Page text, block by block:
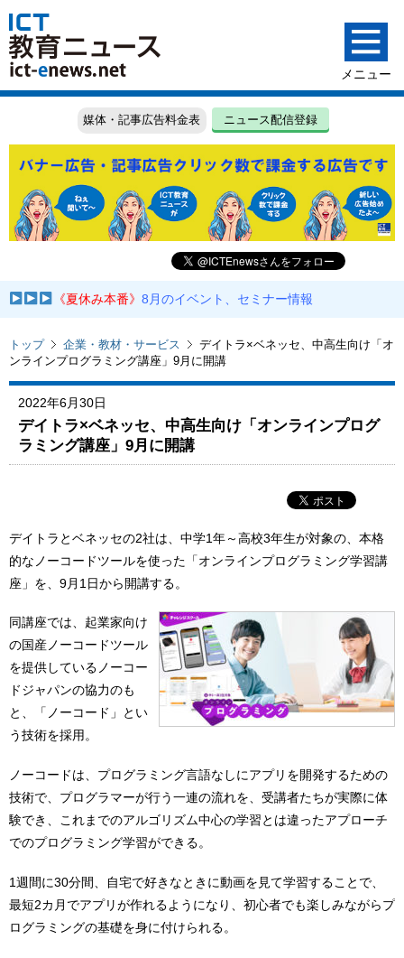
媒体・記事広告料金表 ニュース配信登録
《夏休み本番》8月のイベント、セミナー情報
トップ 企業・教材・サービス
デイトラ×ベネッセ、中高生向け「オ
ンラインプログラミング講座」9月に開講
2022年6月30日
デイトラ×ベネッセ、中高生向け「オンラインプログ
ラミング講座」9月に開講
デイトラとベネッセの2社は、中学1年～高校3年生が対象の、本格
的なノーコードツールを使った「オンラインプログラミング学習講
座」を、9月1日から開講する。
同講座では、起業家向け
の国産ノーコードツール
を提供しているノーコー
ドジャパンの協力のも
と、「ノーコード」とい
う技術を採用。
ノーコードは、プログラミング言語なしにアプリを開発するための
技術で、プログラマーが行う一連の流れを、受講者たちが実際に体
験でき、これまでのアルゴリズム中心の学習とは違ったアプローチ
でのプログラミング学習ができる。
1週間に30分間、自宅で好きなときに動画を見て学習することで、
最短2カ月でアプリが作れるようになり、初心者でも楽しみながらプ
ログラミングの基礎を身に付けられる。